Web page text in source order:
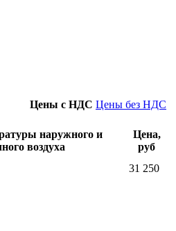
Цены с НДС Цены без НДС
наружного и
воздуха
Цена,
руб
31 250